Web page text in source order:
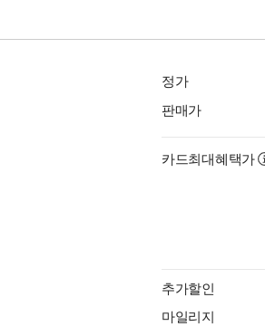
정가
판매가
카드최대혜택가
추가할인
마일리지